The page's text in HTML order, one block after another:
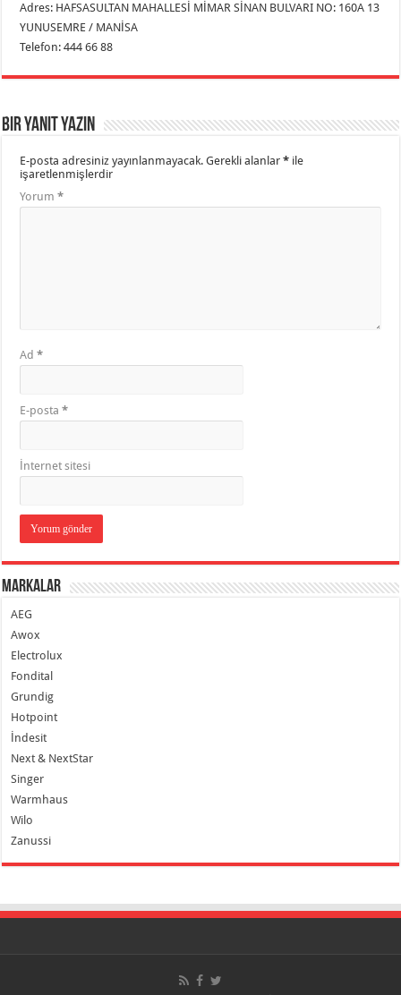
Adres: HAFSASULTAN MAHALLESİ MİMAR SİNAN BULVARI NO: 160A 13
YUNUSEMRE / MANİSA
Telefon: 444 66 88
Bir yanıt yazın
E-posta adresiniz yayınlanmayacak. Gerekli alanlar* ile
işaretlenmişlerdir
Yorum*
Ad*
E-posta*
İnternet sitesi
Markalar
AEG
Awox
Electrolux
Fondital
Grundig
Hotpoint
İndesit
Next & NextStar
Singer
Warmhaus
Wilo
Zanussi